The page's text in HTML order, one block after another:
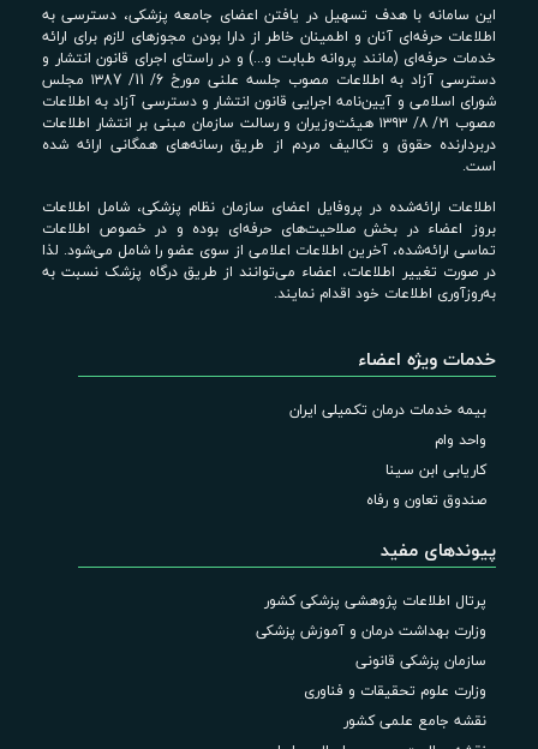
این سامانه با هدف تسهیل در یافتن اعضای جامعه پزشکی، دسترسی به
اطلاعات حرفه‌ای آنان و اطمینان خاطر از دارا بودن مجوزهای لازم برای ارائه
خدمات حرفه‌ای (مانند پروانه طبابت و...) و در راستای اجرای قانون انتشار و
دسترسی آزاد به اطلاعات مصوب جلسه علنی مورخ 6/ 11/ ۱۳87 مجلس
شورای اسلامی و آیین‌نامه اجرایی قانون انتشار و دسترسی آزاد به اطلاعات
مصوب ۲۱/ ۸/ ۱۳۹۳ هیئت‌وزیران و رسالت سازمان مبنی بر انتشار اطلاعات
دربردارنده حقوق و تکالیف مردم از طریق رسانه‌های همگانی ارائه شده
است.
اطلاعات ارائه‌شده در پروفایل اعضای سازمان نظام پزشکی، شامل اطلاعات
بروز اعضاء در بخش صلاحیت‌های حرفه‌ای بوده و در خصوص اطلاعات
تماسی ارائه‌شده، آخرین اطلاعات اعلامی از سوی عضو را شامل می‌شود. لذا
در صورت تغییر اطلاعات، اعضاء می‌توانند از طریق درگاه پزشک نسبت به
به‌روزآوری اطلاعات خود اقدام نمایند.
خدمات ویژه اعضاء
بیمه خدمات درمان تکمیلی ایران
واحد وام
کاریابی ابن سینا
صندوق تعاون و رفاه
پیوندهای مفید
پرتال اطلاعات پژوهشی پزشکی کشور
وزارت بهداشت درمان و آموزش پزشکی
سازمان پزشکی قانونی
وزارت علوم تحقیقات و فناوری
نقشه جامع علمی کشور